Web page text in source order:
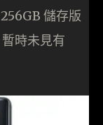
儲存版
時未見有